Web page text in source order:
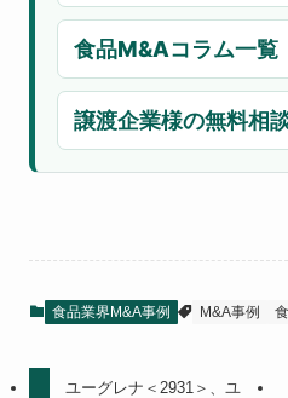
食品M&Aコラム一覧
譲渡企業様の無料相
食品業界M&A事例 M&A事例
ユーグレナ＜2931＞、ユ